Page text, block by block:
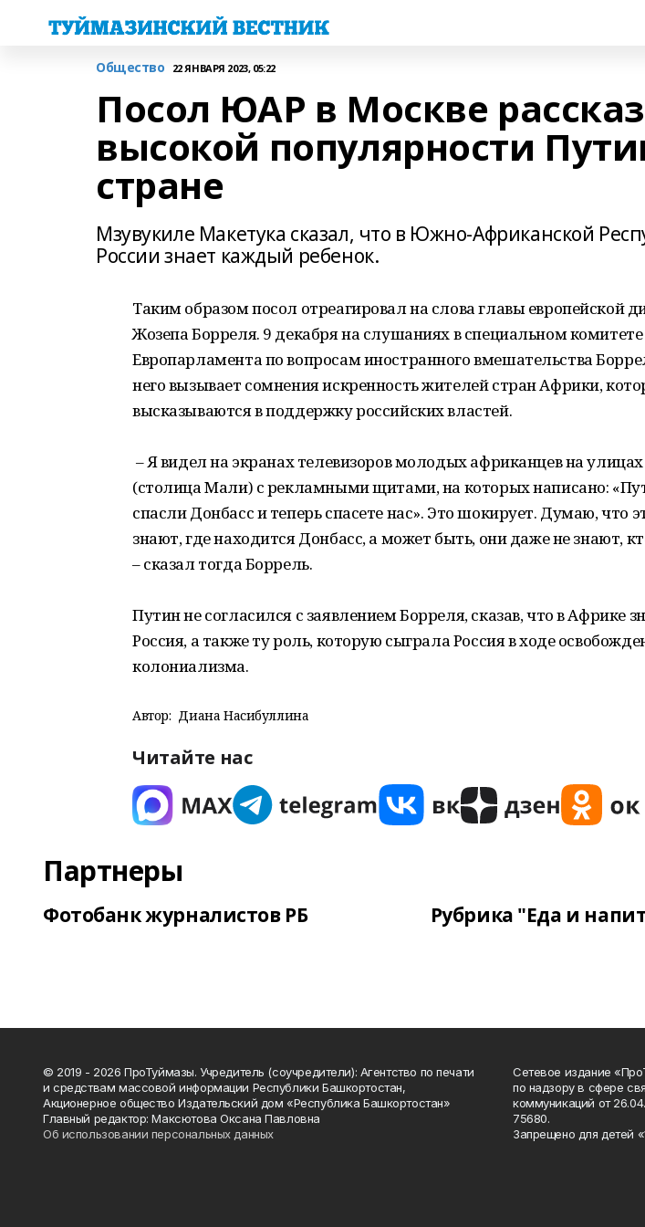
Общество 22 ЯНВАРЯ 2023, 05:22
Посол ЮАР в Москве
высокой популярности
стране
Мзувукиле Макетука сказал, что в Южно-Африканской
России знает каждый ребенок.
Таким образом посол отреагировал на слова главы европейской
Жозепа Борреля. 9 декабря на слушаниях в специальном комитете
Европарламента по вопросам иностранного вмешательства
него вызывает сомнения искренность жителей стран Африки,
высказываются в поддержку российских властей.
– Я видел на экранах телевизоров молодых африканцев на
(столица Мали) с рекламными щитами, на которых написано:
спасли Донбасс и теперь спасете нас». Это шокирует. Думаю, что
знают, где находится Донбасс, а может быть, они даже не знают,
– сказал тогда Боррель.
Путин не согласился с заявлением Борреля, сказав, что в Африке
Россия, а также ту роль, которую сыграла Россия в ходе
колониализма.
Автор: Диана Насибуллина
Читайте нас
Партнеры
Фотобанк журналистов РБ Рубрика "Еда и
© 2019 - 2026 ПроТуймазы. Учредитель (соучредители): Агентство по печати
и средствам массовой информации Республики Башкортостан,
Акционерное общество Издательский дом «Республика Башкортостан»
Главный редактор: Максютова Оксана Павловна
Об использовании персональных данных
Сетевое издание
по надзору в сфере
коммуникаций от
75680.
Запрещено для детей